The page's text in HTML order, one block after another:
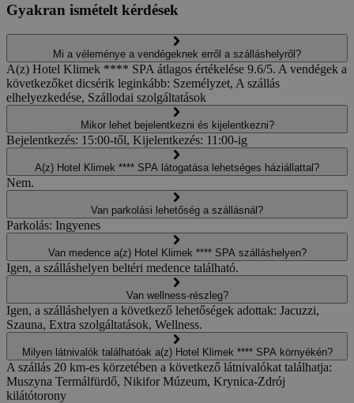
Gyakran ismételt kérdések
Mi a véleménye a vendégeknek erről a szálláshelyről?
A(z) Hotel Klimek **** SPA átlagos értékelése 9.6/5. A vendégek a
következőket dicsérik leginkább: Személyzet, A szállás
elhelyezkedése, Szállodai szolgáltatások
Mikor lehet bejelentkezni és kijelentkezni?
Bejelentkezés: 15:00-től, Kijelentkezés: 11:00-ig
A(z) Hotel Klimek **** SPA látogatása lehetséges háziállattal?
Nem.
Van parkolási lehetőség a szállásnál?
Parkolás: Ingyenes
Van medence a(z) Hotel Klimek **** SPA szálláshelyen?
Igen, a szálláshelyen beltéri medence található.
Van wellness-részleg?
Igen, a szálláshelyen a következő lehetőségek adottak: Jacuzzi,
Szauna, Extra szolgáltatások, Wellness.
Milyen látnivalók találhatóak a(z) Hotel Klimek **** SPA környékén?
A szállás 20 km-es körzetében a következő látnivalókat találhatja:
Muszyna Termálfürdő, Nikifor Múzeum, Krynica-Zdrój
kilátótorony